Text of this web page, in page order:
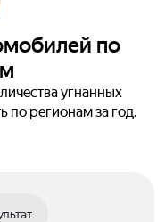
по
угнанных
по регионам за год.